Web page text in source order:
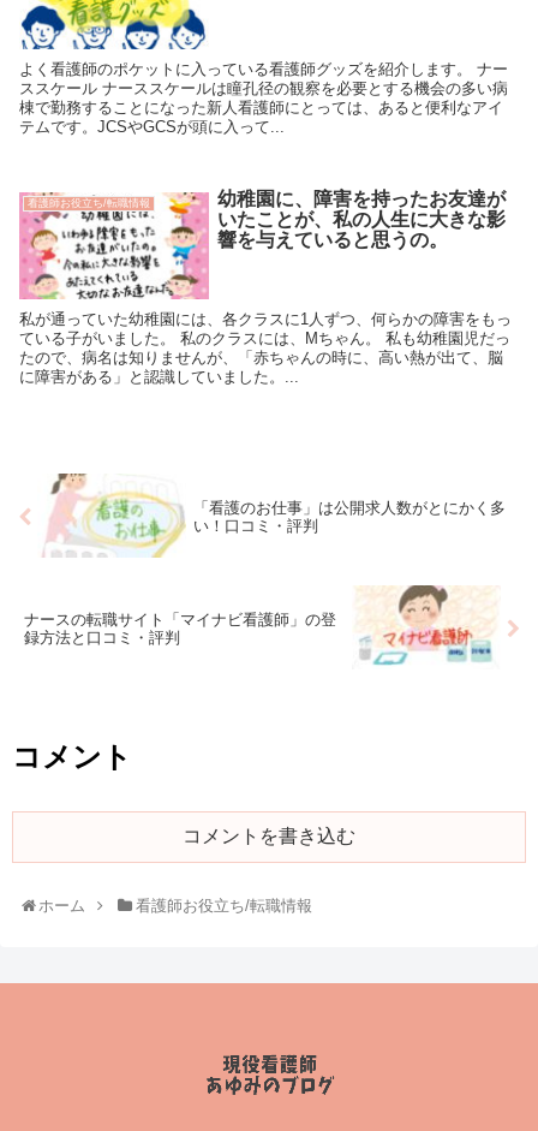
よく看護師のポケットに入っている看護師グッズを紹介します。 ナー
ススケール ナーススケールは瞳孔径の観察を必要とする機会の多い病
棟で勤務することになった新人看護師にとっては、あると便利なアイ
テムです。JCSやGCSが頭に入って...
看護師お役立ち/転職情報
幼稚園に、障害を持ったお友達が
いたことが、私の人生に大きな影
響を与えていると思うの。
私が通っていた幼稚園には、各クラスに1人ずつ、何らかの障害をもっ
ている子がいました。 私のクラスには、Mちゃん。 私も幼稚園児だっ
たので、病名は知りませんが、「赤ちゃんの時に、高い熱が出て、脳
に障害がある」と認識していました。...
「看護のお仕事」は公開求人数がとにかく多
い！口コミ・評判
ナースの転職サイト「マイナビ看護師」の登
録方法と口コミ・評判
コメント
コメントを書き込む
ホーム 看護師お役立ち/転職情報